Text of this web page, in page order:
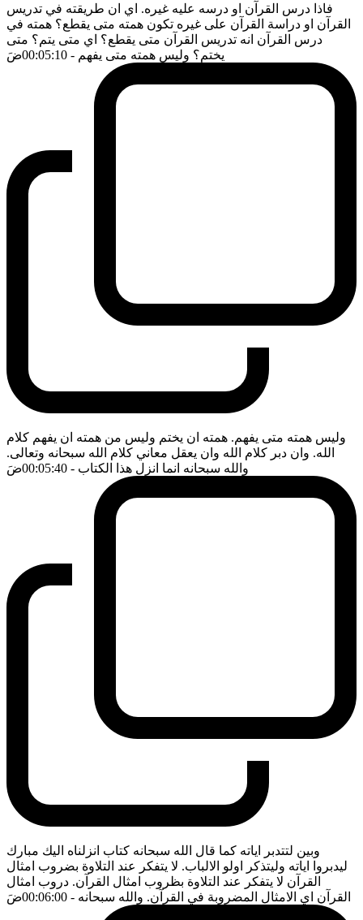
فاذا درس القرآن او درسه عليه غيره. اي ان طريقته في تدريس
القرآن او دراسة القرآن على غيره تكون همته متى يقطع؟ همته في
درس القرآن انه تدريس القرآن متى يقطع؟ اي متى يتم؟ متى
يختم؟ وليس همته متى يفهم - 00:05:10 ضَ
وليس همته متى يفهم. همته ان يختم وليس من همته ان يفهم كلام
الله. وان دبر كلام الله وان يعقل معاني كلام الله سبحانه وتعالى.
والله سبحانه انما انزل هذا الكتاب - 00:05:40 ضَ
وبين لتتدبر اياته كما قال الله سبحانه كتاب انزلناه اليك مبارك
ليدبروا اياته وليتذكر اولو الالباب. لا يتفكر عند التلاوة بضروب امثال
القرآن لا يتفكر عند التلاوة بظروب امثال القرآن. دروب امثال
القرآن اي الامثال المضروبة في القرآن. والله سبحانه - 00:06:00 ضَ